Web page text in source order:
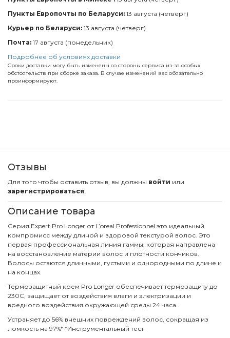
Пункты Европочты по Беларуси: 13 августа (четверг)
Курьер по Беларуси: 13 августа (четверг)
Почта: 17 августа (понедельник)
Подробнее об условиях доставки
Сроки доставки могу быть изменены со стороны сервиса из-за особых
обстоятельств при сборке заказа. В случае изменений вас обязательно
проинформируют.
Отзывы
Для того чтобы оставить отзыв, вы должны войти или
зарегистрироваться.
Описание товара
Серия Expert Pro Longer от L’oreal Professionnel это идеальный
компромисс между длиной и здоровой текстурой волос. Это
первая профессиональная линия гаммы, которая направлена
на восстановление материи волос и плотности кончиков.
Волосы остаются длинными, густыми и однородными по длине и
на концах.
Термозащитный крем Pro Longer обеспечивает термозащиту до
230С, защищает от воздействия влаги и электризации и
вредного воздействия окружающей среды 24 часа.
Устраняет до 56% внешних повреждений волос, сокращая из
ломкость на 97%* *Инструментальный тест